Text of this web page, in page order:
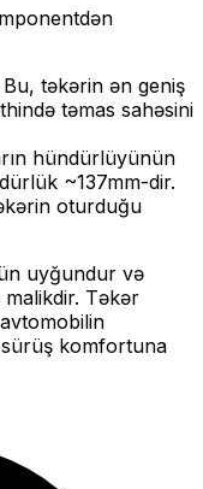
təkərin ən geniş
təmas sahəsini
hündürlüyünün
~137mm-dir.
oturduğu
uyğundur və
Təkər
komfortuna